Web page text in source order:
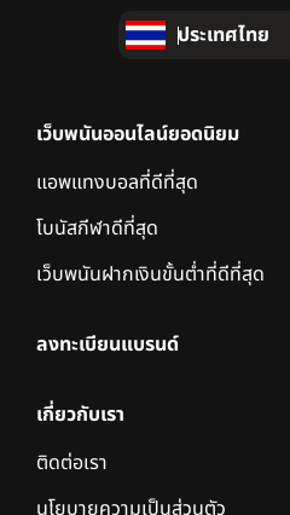
ประเทศไทย
เว็บพนันออนไลน์ยอดนิยม
แอพแทงบอลที่ดีที่สุด
โบนัสกีฬาดีที่สุด
เว็บพนันฝากเงินขั้นต่ำที่ดีที่สุด
ลงทะเบียนแบรนด์
เกี่ยวกับเรา
ติดต่อเรา
นโยบายความเป็นส่วนตัว